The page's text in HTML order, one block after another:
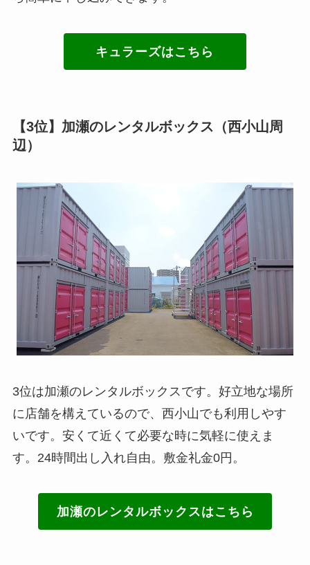
キュラーズはこちら
【3位】加瀬のレンタルボックス（西小山周
辺）
3位は加瀬のレンタルボックスです。好立地な場所
に店舗を構えているので、西小山でも利用しやす
いです。安くて近くて必要な時に気軽に使えま
す。24時間出し入れ自由。敷金礼金0円。
加瀬のレンタルボックスはこちら